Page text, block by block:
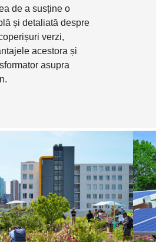
de a susține o
și detaliată despre
verzi,
acestora și
asupra